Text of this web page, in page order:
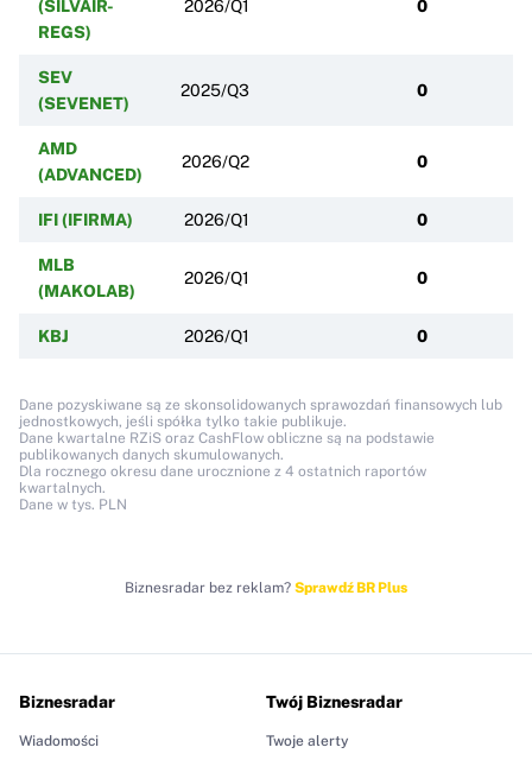
(SILVAIR-
REGS)
2026/Q1 0
SEV
(SEVENET)
2025/Q3 0
AMD
(ADVANCED)
2026/Q2 0
IFI (IFIRMA) 2026/Q1 0
MLB
(MAKOLAB)
2026/Q1 0
KBJ 2026/Q1 0
Dane pozyskiwane są ze skonsolidowanych sprawozdań finansowych lub
jednostkowych, jeśli spółka tylko takie publikuje.
Dane kwartalne RZiS oraz CashFlow obliczne są na podstawie
publikowanych danych skumulowanych.
Dla rocznego okresu dane urocznione z 4 ostatnich raportów
kwartalnych.
Dane w tys. PLN
Biznesradar bez reklam? Sprawdź BR Plus
Biznesradar
Wiadomości
Twój Biznesradar
Twoje alerty